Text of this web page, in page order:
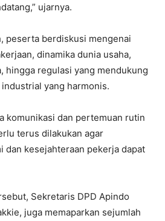
ujarnya.
peserta berdiskusi mengenai
dinamika dunia usaha,
hingga regulasi yang mendukung
yang harmonis.
komunikasi dan pertemuan rutin
terus dilakukan agar
dan kesejahteraan pekerja dapat
Sekretaris DPD Apindo
juga memaparkan sejumlah